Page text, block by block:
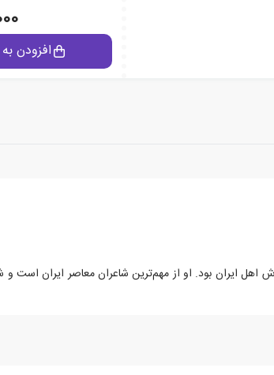
افزودن
۱ اردیبهشت ۱۳۵۹ تهران) شاعر، نویسنده و نقاش اهل ایران بود. او از مهم‌ترین